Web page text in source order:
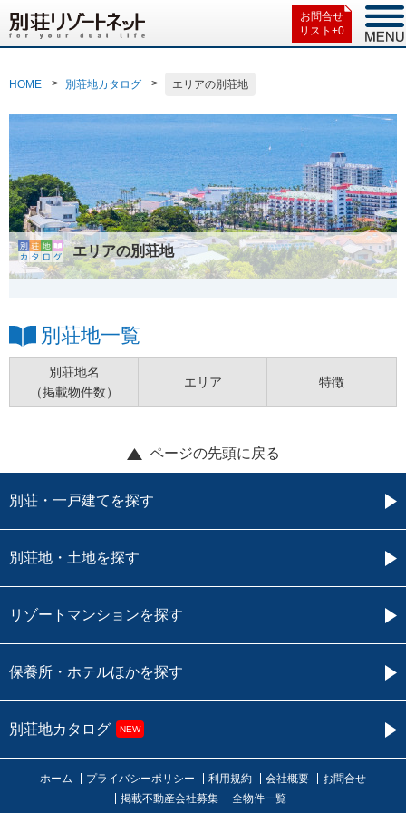
お問合せ
リスト+0
HOME 別荘地カタログ エリアの別荘地
エリアの別荘地
別荘地一覧
別荘地名
（掲載物件数）
エリア 特徴
ページの先頭に戻る
別荘・一戸建てを探す
別荘地・土地を探す
リゾートマンションを探す
保養所・ホテルほかを探す
別荘地カタログ NEW
ホーム プライバシーポリシー 利用規約 会社概要
お問合せ
掲載不動産会社募集
全物件一覧